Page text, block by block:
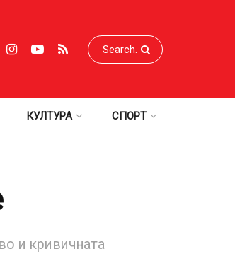
КУЛТУРА СПОРТ
и кривичната